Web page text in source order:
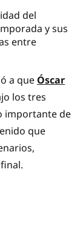
del
y sus
entre
a queÓscar
los tres
importante de
que